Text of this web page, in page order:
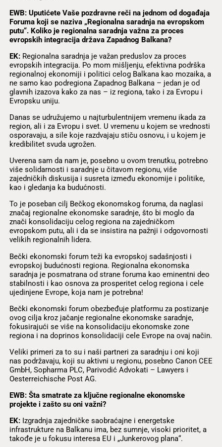
EWB: Uputićete Vaše pozdravne reči na jednom od događaja
Foruma koji se naziva „Regionalna saradnja na evropskom
putu“. Koliko je regionalna saradnja važna za proces
evropskih integracija država Zapadnog Balkana?
EK: Regionalna saradnja je važan preduslov za proces
evropskih integracija. Po mom mišljenju, efektivna podrška
regionalnoj ekonomiji i politici celog Balkana kao mozaika, a
ne samo kao podregiona Zapadnog Balkana – jedan je od
glavnih izazova kako za nas – iz regiona, tako i za Evropu i
Evropsku uniju.
Danas se udružujemo u najturbulentnijem vremenu ikada za
region, ali i za Evropu i svet. U vremenu u kojem se vrednosti
osporavaju, a sile koje razdvajaju stiču osnovu, i u kojem je
kredibilitet svuda ugrožen.
Uverena sam da nam je, posebno u ovom trenutku, potrebno
više solidarnosti i saradnje u čitavom regionu, više
zajedničkih diskusija i susreta između ekonomije i politike,
kao i gledanja ka budućnosti.
To je poseban cilj Bečkog ekonomskog foruma, da naglasi
značaj regionalne ekonomske saradnje, što bi moglo da
znači konsolidaciju celog regiona na zajedničkom
evropskom putu, ali i da se insistira na pažnji i odgovornosti
velikih regionalnih lidera.
Bečki ekonomski forum teži ka evropskoj sadašnjosti i
evropskoj budućnosti regiona. Regionalna ekonomska
saradnja je posmatrana od strane foruma kao eminentni deo
stabilnosti i kao osnova za prosperitet celog regiona i cele
ujedinjene Evrope, koja nam je potrebna!
Bečki ekonomski forum obezbeđuje platformu za postizanje
ovog cilja kroz jačanje regionalne ekonomske saradnje,
fokusirajući se više na konsolidaciju ekonomske zone
regiona i na doprinos konsolidaciji cele Evrope na ovaj način.
Veliki primeri za to su i naši partneri za saradnju i oni koji
nas podržavaju, koji su aktivni u regionu, posebno Canon CEE
GmbH, Sopharma PLC, Parivodić Advokati – Lawyers i
Oesterreichische Post AG.
EWB: Šta smatrate za ključne regionalne ekonomske
projekte i zašto su oni važni?
EK: Izgradnja zajedničke saobraćajne i energetske
infrastrukture na Balkanu ima, bez sumnje, visoki prioritet, a
takođe je u fokusu interesa EU i „Junkerovog plana“.